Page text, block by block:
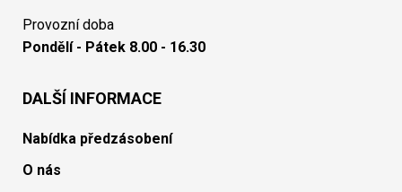
Provozní doba
Pondělí - Pátek 8.00 - 16.30
DALŠÍ INFORMACE
Nabídka předzásobení
O nás